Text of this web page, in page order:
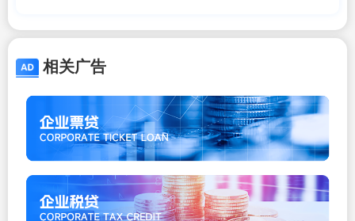
民,美国移民
相关广告